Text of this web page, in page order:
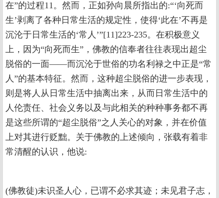
在”的过程11。然而，正如孙向晨所指出的:“‘向死而
生’剥离了各种日常生活的规定性，使得‘此在’不再是
沉沦于日常生活的‘常人’”[11]223-235。在积极意义
上，因为“向死而生”，佛教的信奉者往往表现出超尘
脱俗的一面——而沉沦于世俗的功名利禄之中正是“常
人”的基本特征。然而，这种超尘脱俗的进一步表现，
则是将人从日常生活中抽离出来，从而日常生活中的
人伦责任、社会义务以及与此相关的种种事务都不再
是这些所谓的“超尘脱俗”之人关心的对象，并在价值
上对其进行贬黜。关于佛教的上述倾向，张载有着非
常清醒的认识，他说:
(佛教徒)未识圣人心，已谓不必求其迹；未见君子志，